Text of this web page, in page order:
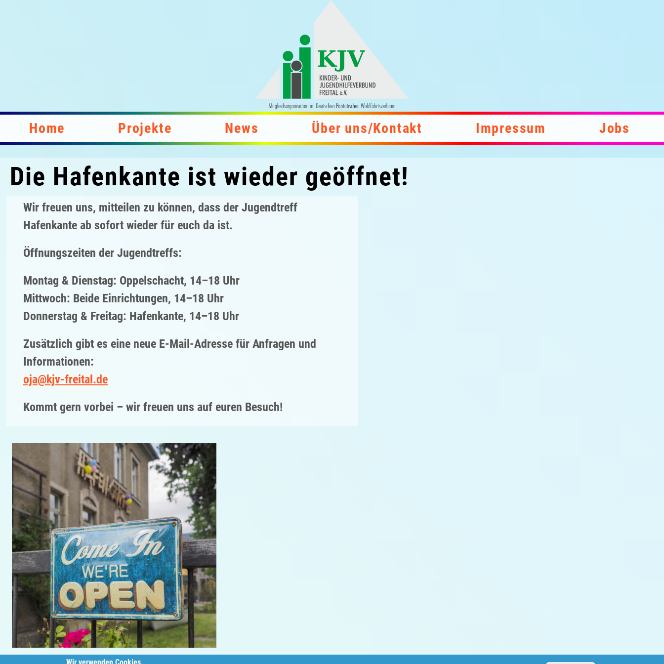
Home Projekte News Über uns/Kontakt Impressum Jobs
Die Hafenkante ist wieder geöffnet!
Wir freuen uns, mitteilen zu können, dass der Jugendtreff
Hafenkante ab sofort wieder für euch da ist.
Öffnungszeiten der Jugendtreffs:
Montag & Dienstag: Oppelschacht, 14–18 Uhr
Mittwoch: Beide Einrichtungen, 14–18 Uhr
Donnerstag & Freitag: Hafenkante, 14–18 Uhr
Zusätzlich gibt es eine neue E-Mail-Adresse für Anfragen und
Informationen:
oja@kjv-freital.de
Kommt gern vorbei – wir freuen uns auf euren Besuch!